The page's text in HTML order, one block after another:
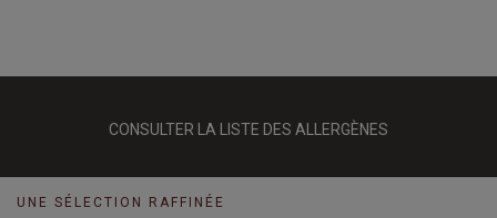
CONSULTER LA LISTE DES ALLERGÈNES
UNE SÉLECTION RAFFINÉE